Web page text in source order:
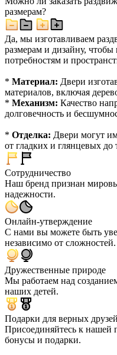
размерам?
Да, мы изготавливаем
размерам и дизайну, чтобы
потребностям и
* Материал: Двери
материалов, включая
* Механизм: Качество
долговечность и
* Отделка: Двери могут
от гладких и глянцевых
Сотрудничество
Наш бренд признан
надежности.
Онлайн-утверждение
С нами вы можете быть
независимо от сложностей.
Дружественные природе
Мы работаем над
наших детей.
Подарки для верных друзей
Присоединяйтесь к нашей
бонусы и подарки.